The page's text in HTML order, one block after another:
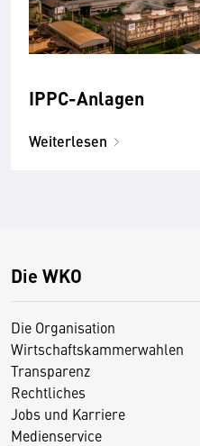
IPPC-Anlagen
Weiterlesen
Die WKO
Die Organisation
Wirtschaftskammerwahlen
Transparenz
Rechtliches
Jobs und Karriere
Medienservice